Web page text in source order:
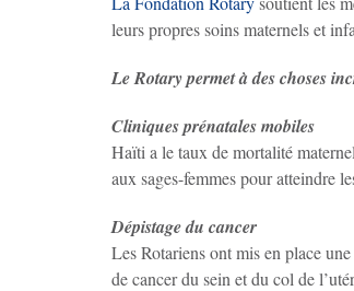
leurs propres soins maternels et
Le Rotary permet à des choses
Cliniques prénatales mobiles
Haïti a le taux de mortalité
aux sages-femmes pour atteindre
Dépistage du cancer
Les Rotariens ont mis en place
de cancer du sein et du col de